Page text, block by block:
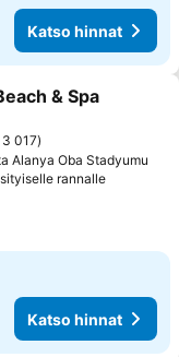
Katso hinnat
& Spa
3 017
Alanya Oba Stadyumu
rannalleKatso
Katso hinnat